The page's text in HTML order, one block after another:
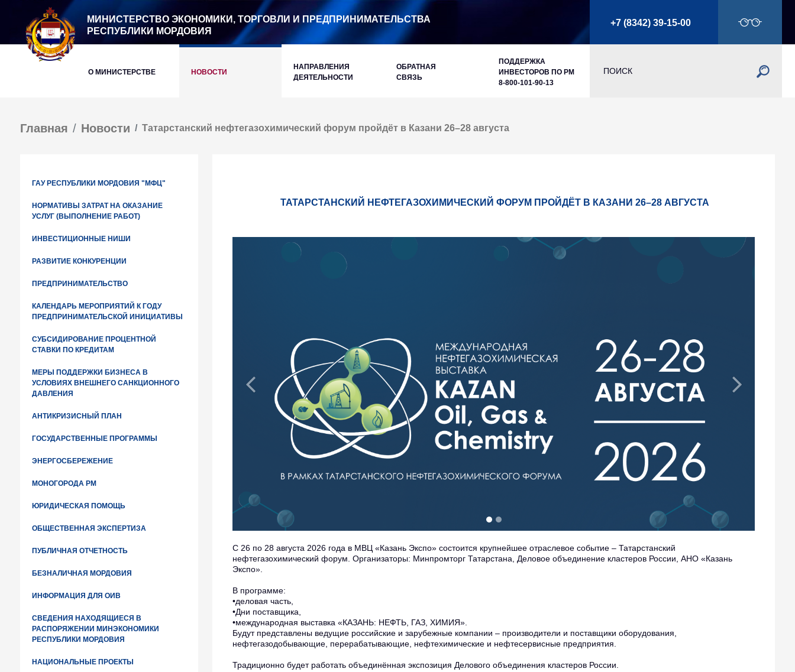
МИНИСТЕРСТВО ЭКОНОМИКИ, ТОРГОВЛИ И ПРЕДПРИНИМАТЕЛЬСТВА
РЕСПУБЛИКИ МОРДОВИЯ
+7 (8342) 39-15-00
О МИНИСТЕРСТВЕ НОВОСТИ
НАПРАВЛЕНИЯ
ДЕЯТЕЛЬНОСТИ
ОБРАТНАЯ
СВЯЗЬ
ПОДДЕРЖКА
ИНВЕСТОРОВ ПО РМ
8-800-101-90-13
Главная Новости Татарстанский нефтегазохимический форум пройдёт в Казани 26–28 августа
ГАУ РЕСПУБЛИКИ МОРДОВИЯ "МФЦ"
НОРМАТИВЫ ЗАТРАТ НА ОКАЗАНИЕ
УСЛУГ (ВЫПОЛНЕНИЕ РАБОТ)
ИНВЕСТИЦИОННЫЕ НИШИ
РАЗВИТИЕ КОНКУРЕНЦИИ
ПРЕДПРИНИМАТЕЛЬСТВО
КАЛЕНДАРЬ МЕРОПРИЯТИЙ К ГОДУ
ПРЕДПРИНИМАТЕЛЬСКОЙ ИНИЦИАТИВЫ
СУБСИДИРОВАНИЕ ПРОЦЕНТНОЙ
СТАВКИ ПО КРЕДИТАМ
МЕРЫ ПОДДЕРЖКИ БИЗНЕСА В
УСЛОВИЯХ ВНЕШНЕГО САНКЦИОННОГО
ДАВЛЕНИЯ
АНТИКРИЗИСНЫЙ ПЛАН
ГОСУДАРСТВЕННЫЕ ПРОГРАММЫ
ЭНЕРГОСБЕРЕЖЕНИЕ
МОНОГОРОДА РМ
ЮРИДИЧЕСКАЯ ПОМОЩЬ
ОБЩЕСТВЕННАЯ ЭКСПЕРТИЗА
ПУБЛИЧНАЯ ОТЧЕТНОСТЬ
БЕЗНАЛИЧНАЯ МОРДОВИЯ
ИНФОРМАЦИЯ ДЛЯ ОИВ
СВЕДЕНИЯ НАХОДЯЩИЕСЯ В
РАСПОРЯЖЕНИИ МИНЭКОНОМИКИ
РЕСПУБЛИКИ МОРДОВИЯ
НАЦИОНАЛЬНЫЕ ПРОЕКТЫ
ТАТАРСТАНСКИЙ НЕФТЕГАЗОХИМИЧЕСКИЙ ФОРУМ ПРОЙДЁТ В КАЗАНИ 26–28 АВГУСТА
С 26 по 28 августа 2026 года в МВЦ «Казань Экспо» состоится крупнейшее отраслевое событие – Татарстанский
нефтегазохимический форум. Организаторы: Минпромторг Татарстана, Деловое объединение кластеров России, АНО «Казань
Экспо».
В программе:
•деловая часть,
•Дни поставщика,
•международная выставка «КАЗАНЬ: НЕФТЬ, ГАЗ, ХИМИЯ».
Будут представлены ведущие российские и зарубежные компании – производители и поставщики оборудования,
нефтегазодобывающие, перерабатывающие, нефтехимические и нефтесервисные предприятия.
Традиционно будет работать объединённая экспозиция Делового объединения кластеров России.